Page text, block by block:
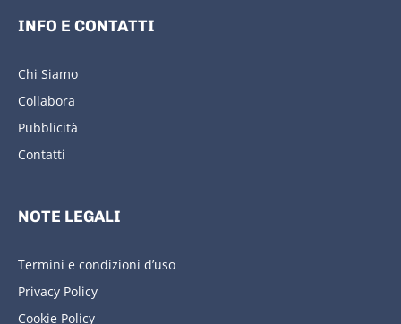
INFO E CONTATTI
Chi Siamo
Collabora
Pubblicità
Contatti
NOTE LEGALI
Termini e condizioni d’uso
Privacy Policy
Cookie Policy